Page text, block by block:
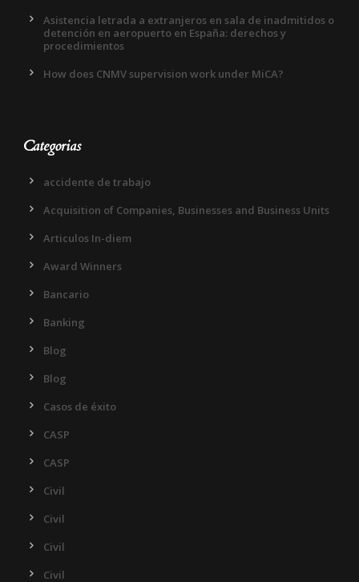
Asistencia letrada a extranjeros en sala de inadmitidos o
detención en aeropuerto en España: derechos y
procedimientos
How does CNMV supervision work under MiCA?
Categorias
accidente de trabajo
Acquisition of Companies, Businesses and Business Units
Articulos In-diem
Award Winners
Bancario
Banking
Blog
Blog
Casos de éxito
CASP
CASP
Civil
Civil
Civil
Civil